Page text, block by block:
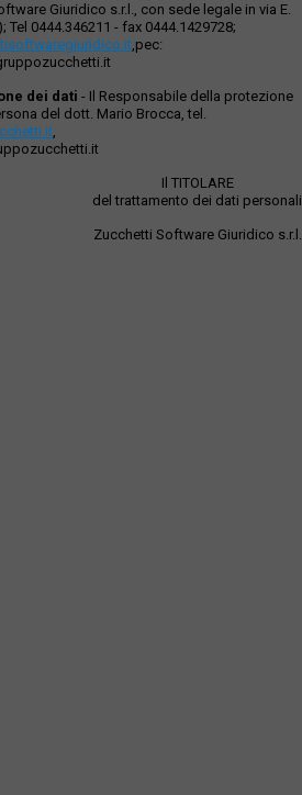
Giuridico s.r.l., con sede legale in via E.
Tel 0444.346211 - fax 0444.1429728;
,pec:
dei dati - Il Responsabile della protezione
del dott. Mario Brocca, tel.
,
Il TITOLARE
del trattamento dei dati personali
Zucchetti Software Giuridico s.r.l.